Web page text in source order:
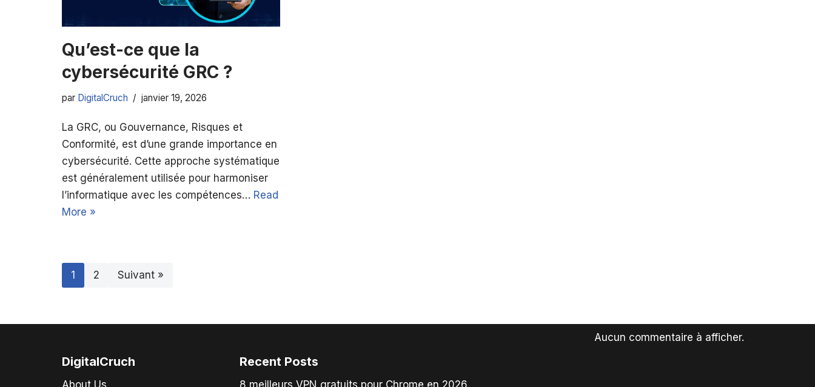
Qu’est-ce que la
cybersécurité GRC ?
par DigitalCruch janvier 19, 2026
La GRC, ou Gouvernance, Risques et
Conformité, est d’une grande importance en
cybersécurité. Cette approche systématique
est généralement utilisée pour harmoniser
l’informatique avec les compétences… Read
More »
1 2 Suivant »
DigitalCruch
About Us
Recent Posts
8 meilleurs VPN gratuits pour Chrome en 2026
Aucun commentaire à afficher.